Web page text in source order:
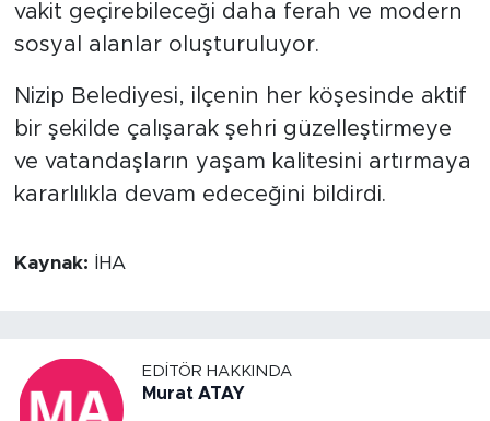
vakit geçirebileceği daha ferah ve modern
sosyal alanlar oluşturuluyor.
Nizip Belediyesi, ilçenin her köşesinde aktif
bir şekilde çalışarak şehri güzelleştirmeye
ve vatandaşların yaşam kalitesini artırmaya
kararlılıkla devam edeceğini bildirdi.
Kaynak: İHA
EDITÖR HAKKINDA
Murat ATAY